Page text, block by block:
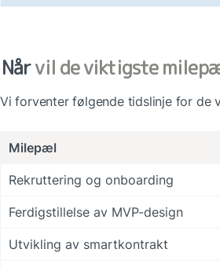
Når vil de viktigste
Vi forventer følgende tidslinje for de
Milepæl
Rekruttering og onboarding
Ferdigstillelse av MVP-design
Utvikling av smartkontrakt